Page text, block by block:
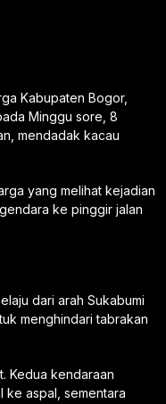
Kabupaten Bogor,
Minggu sore, 8
mendadak kacau
yang melihat kejadian
ke pinggir jalan
dari arah Sukabumi
menghindari tabrakan
Kedua kendaraan
aspal, sementara